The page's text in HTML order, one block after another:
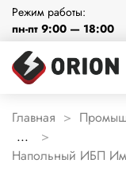
Режим работы:
пн-пт 9:00 — 18:00
Главная
...
Напольный ИБП